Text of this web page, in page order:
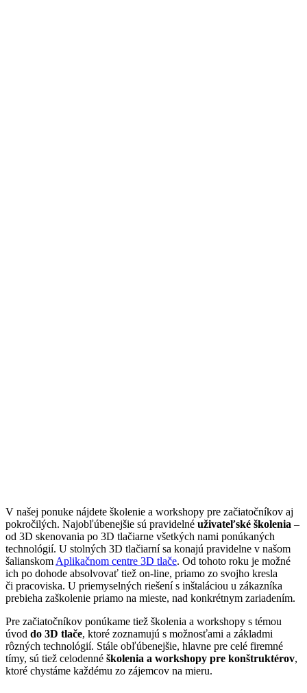
V našej ponuke nájdete školenie a workshopy pre začiatočníkov aj
pokročilých. Najobľúbenejšie sú pravidelné uživateľské školenia –
od 3D skenovania po 3D tlačiarne všetkých nami ponúkaných
technológií. U stolných 3D tlačiarní sa konajú pravidelne v našom
šalianskom Aplikačnom centre 3D tlače. Od tohoto roku je možné
ich po dohode absolvovať tiež on-line, priamo zo svojho kresla
či pracoviska. U priemyselných riešení s inštaláciou u zákazníka
prebieha zaškolenie priamo na mieste, nad konkrétnym zariadením.
Pre začiatočníkov ponúkame tiež školenia a workshopy s témou
úvod do 3D tlače, ktoré zoznamujú s možnosťami a základmi
rôzných technológií. Stále obľúbenejšie, hlavne pre celé firemné
tímy, sú tiež celodenné školenia a workshopy pre konštruktérov,
ktoré chystáme každému zo zájemcov na mieru.